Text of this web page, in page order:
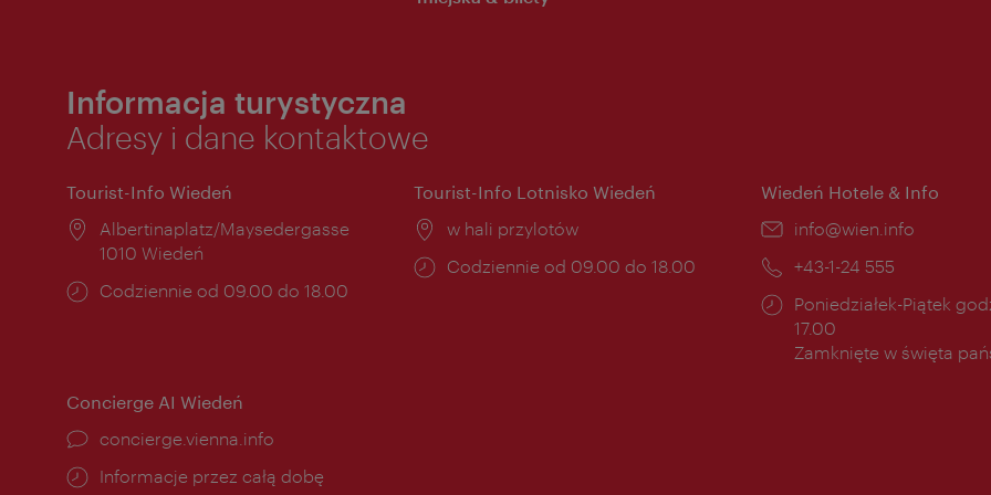
Informacja turystyczna
Adresy i dane kontaktowe
Tourist-Info Wiedeń
Miejsce:
Albertinaplatz/Maysedergasse
1010 Wiedeń
Godziny
Codziennie od 09.00 do 18.00
Tourist-Info Lotnisko Wiedeń
Miejsce:
w hali przylotów
Godziny
Codziennie od 09.00 do 18.00
Wiedeń Hotele & Info
E-
info@wien.info
Telefon:
+43-1-24 555
Godziny
otwarcia:
Poniedziałek-Piątek
17.00
Zamknięte w święta
Concierge AI Wiedeń
concierge.vienna.info
Informacje przez całą dobę